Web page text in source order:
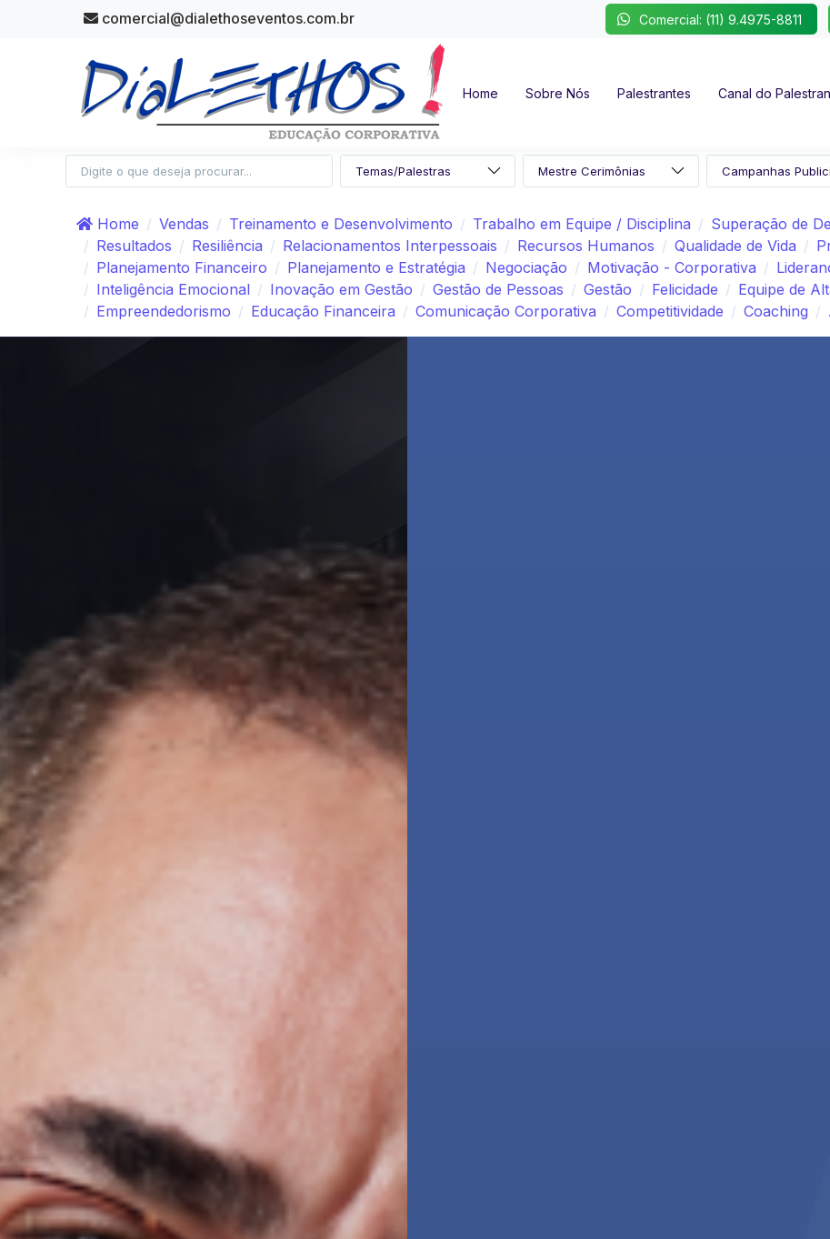
comercial@dialethoseventos.com.br Comercial: (11) 9.4975-8811
Home Sobre Nós Palestrantes Canal do
Home Vendas Treinamento e Desenvolvimento Trabalho em Equipe / Disciplina Superação de
Resultados
Resiliência Relacionamentos Interpessoais Recursos Humanos Qualidade de Vida
Planejamento Financeiro
Planejamento e Estratégia Negociação Motivação - Corporativa
Inteligência Emocional
Inovação em Gestão Gestão de Pessoas Gestão Felicidade Equipe de
Empreendedorismo
Educação Financeira Comunicação Corporativa Competitividade Coaching